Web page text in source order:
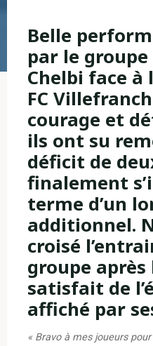
Belle
par le groupe
Chelbi face à
FC
courage et
ils ont su
déficit de
finalement
terme d’un
additionnel.
croisé
groupe
satisfait de
affiché par
« Bravo à mes joueurs